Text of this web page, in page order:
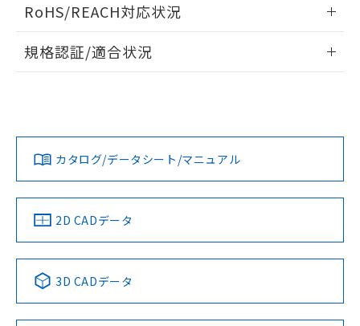
ドすることができます。
ログイン/会員登録
ダウンロードデータをご利用いただく前に、以下を必ずお読
みください。
ソフトウェアの使用条件
RoHS/REACH対応状況
EU RoHS 注意事項・凡例
対応済み
中国 RoHS 注意事項・凡例
Pb Hg Cd Cr(VI)
規格認証/適合状況
LR型式承認
（イギリス
船舶規格）
DNV型式承認
（ノルウェー
BV型式承認
（フランス
KR型式
（韓国
No No No No
この製品の規格認証/適合状況ページへ
その他の認証はこちらのページからご検索ください
カタログ/データシート/マニュアル
2D CADデータ
3D CADデータ